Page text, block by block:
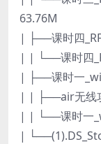
63.76M
| ├──课时四
| | └──课时四
| ├──课时一
| | ├──air无线
| | └──课时一
|